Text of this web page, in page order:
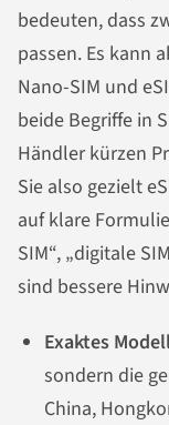
bedeuten, dass
passen. Es kann
Nano-SIM und
beide Begriffe in
Händler kürzen
Sie also gezielt
auf klare
SIM“, „digitale
sind bessere
Exaktes
sondern die
China,